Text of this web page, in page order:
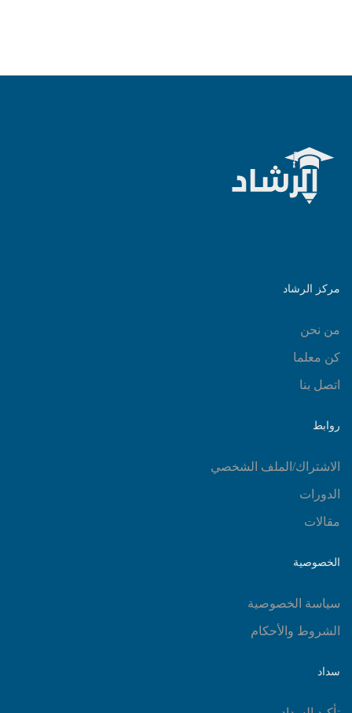
مركز الرشاد
من نحن
كن معلما
اتصل بنا
روابط
الاشتراك/الملف الشخصي
الدورات
مقالات
الخصوصية
سياسة الخصوصية
الشروط والأحكام
سداد